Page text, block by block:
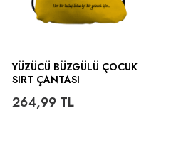
YÜZÜCÜ BÜZGÜLÜ ÇOCUK
SIRT ÇANTASI
264,99 TL